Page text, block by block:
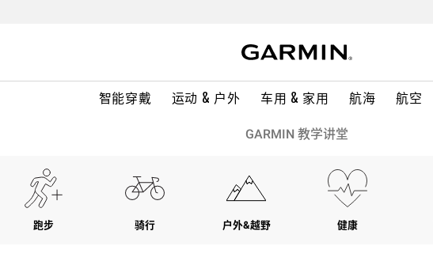
智能穿戴 运动 & 户外 车用 & 家用 航海 航空
GARMIN 教学讲堂
跑步 骑行 户外&越野 健康